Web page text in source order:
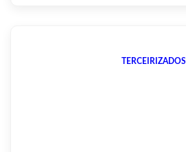
TERCEIRIZADOS